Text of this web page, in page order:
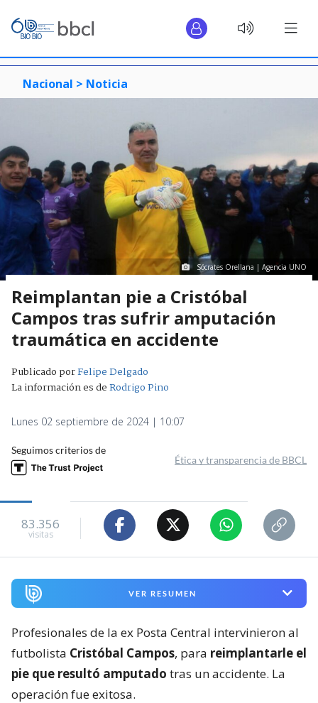
Nacional > Noticia
Sócrates Orellana | Agencia UNO
Reimplantan pie a Cristóbal
Campos tras sufrir amputación
traumática en accidente
Publicado porFelipe Delgado
La información es deRodrigo Pino
Lunes 02 septiembre de 2024 | 10:07
Seguimos criterios de
Ética y transparencia de BBCL
83.356
visitas
VER RESUMEN
Profesionales de la ex Posta Central intervinieron al
futbolista Cristóbal Campos, para reimplantarle el
pie que resultó amputado tras un accidente. La
operación fue exitosa.